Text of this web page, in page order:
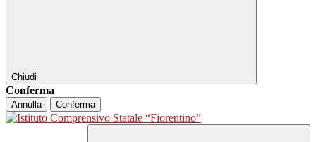
Chiudi
Conferma
Annulla Conferma